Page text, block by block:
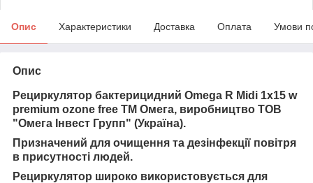
Опис Характеристики Доставка Оплата Умови
Опис
Рециркулятор бактерицидний Omega R Midi 1х15 w
premium ozone free ТМ Омега, виробництво ТОВ
"Омега Інвест Групп" (Україна).
Призначений для очищення та дезінфекції повітря
в присутності людей.
Рециркулятор широко використовується для